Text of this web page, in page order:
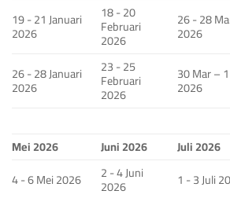
19 - 21 Januari
2026
18 - 20
Februari
2026
26 - 28
2026
26 - 28 Januari
2026
23 - 25
Februari
2026
30 Mar –
2026
Mei 2026 Juni 2026 Juli 2026
4 - 6 Mei 2026
2 - 4 Juni
2026 1 - 3 Juli